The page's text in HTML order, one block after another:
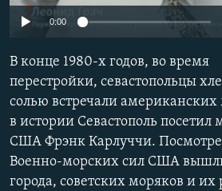
КРЫМ.НЕПОКОРЕННЫЙ
УКРАИНСКАЯ ПРОБЛЕМА КРЫМА
Все сайты RFE/RL
Auto 240p
1080p
0:00
В конце 1980-х годов, во время
перестройки, севастопольцы
солью встречали
в истории Севастополь
США Фрэнк Карлуччи.
Военно-морских сил США
города, советских моряков и